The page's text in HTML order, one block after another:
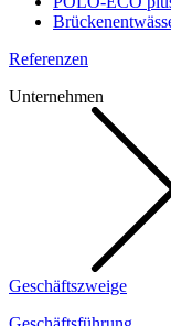
Referenzen
Unternehmen
Geschäftszweige